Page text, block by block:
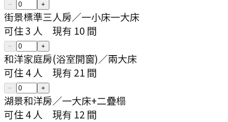
− +
街景標準三人房／一小床一大床
可住3 人 現有 10 間
− +
和洋家庭房(浴室開窗)／兩大床
可住4 人 現有 21 間
− +
湖景和洋房／一大床+二疊榻
可住4 人 現有 12 間